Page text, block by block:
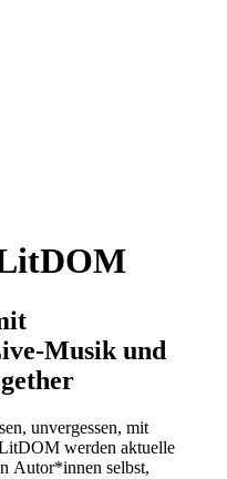
Musik und
unvergessen, mit
werden aktuelle
Autor*innen selbst,